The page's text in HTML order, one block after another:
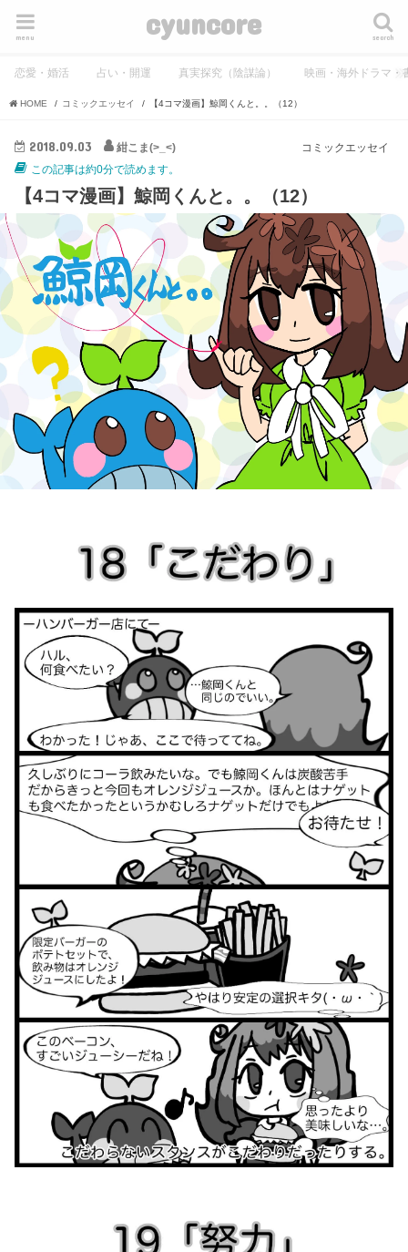
cyuncore search
menu
恋愛・婚活 占い・開運 真実探究（陰謀論） 映画・海外ドラマ・
HOME コミックエッセイ 【4コマ漫画】鯨岡くんと。。（12）
コミックエッセイ
2018.09.03
紺こま(>_<)
この記事は約0分で読めます。
【4コマ漫画】鯨岡くんと。。（12）